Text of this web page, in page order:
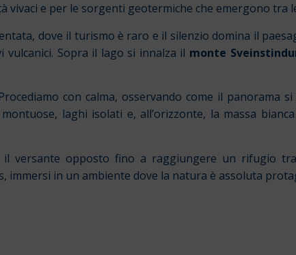
e per le sorgenti geotermiche che emergono tra
dove il turismo è raro e il silenzio domina il
Sopra il lago si innalza il monte
con calma, osservando come il panorama
laghi isolati e, all’orizzonte, la massa
versante opposto fino a raggiungere un rifugio
immersi in un ambiente dove la natura è assoluta